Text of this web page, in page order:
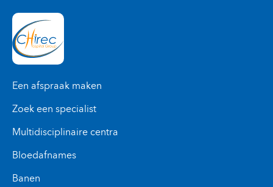
Een afspraak maken
Zoek een specialist
Multidisciplinaire centra
Bloedafnames
Banen